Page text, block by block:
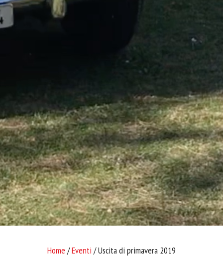
Home /Eventi / Uscita di primavera 2019